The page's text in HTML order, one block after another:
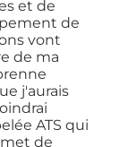
et de
de
vont
de ma
j'aurais
ATS qui
de